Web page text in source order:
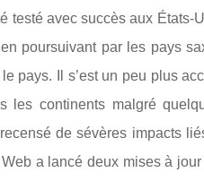
testé avec succès aux États-
poursuivant par les pays
pays. Il s’est un peu plus
les continents malgré
de sévères impacts
a lancé deux mises à